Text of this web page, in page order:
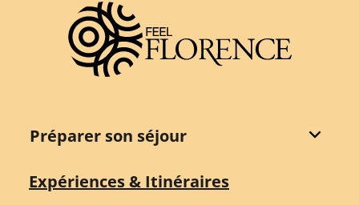
Préparer son séjour
Expériences & Itinéraires